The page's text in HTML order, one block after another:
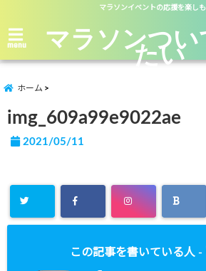
マラソンイベントの応援を楽しも
menu マラソンつい
たい
ホーム
img_609a99e9022ae
2021/05/11
この記事を書いている人 -